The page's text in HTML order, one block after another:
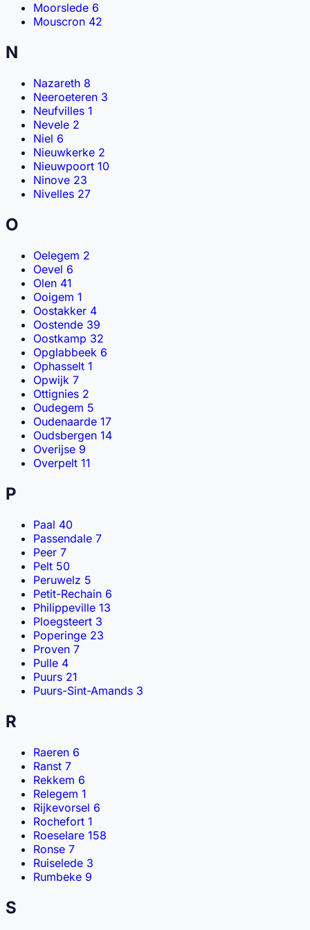
Moorslede 6
Mouscron 42
N
Nazareth 8
Neeroeteren 3
Neufvilles 1
Nevele 2
Niel 6
Nieuwkerke 2
Nieuwpoort 10
Ninove 23
Nivelles 27
O
Oelegem 2
Oevel 6
Olen 41
Ooigem 1
Oostakker 4
Oostende 39
Oostkamp 32
Opglabbeek 6
Ophasselt 1
Opwijk 7
Ottignies 2
Oudegem 5
Oudenaarde 17
Oudsbergen 14
Overijse 9
Overpelt 11
P
Paal 40
Passendale 7
Peer 7
Pelt 50
Peruwelz 5
Petit-Rechain 6
Philippeville 13
Ploegsteert 3
Poperinge 23
Proven 7
Pulle 4
Puurs 21
Puurs-Sint-Amands 3
R
Raeren 6
Ranst 7
Rekkem 6
Relegem 1
Rijkevorsel 6
Rochefort 1
Roeselare 158
Ronse 7
Ruiselede 3
Rumbeke 9
S